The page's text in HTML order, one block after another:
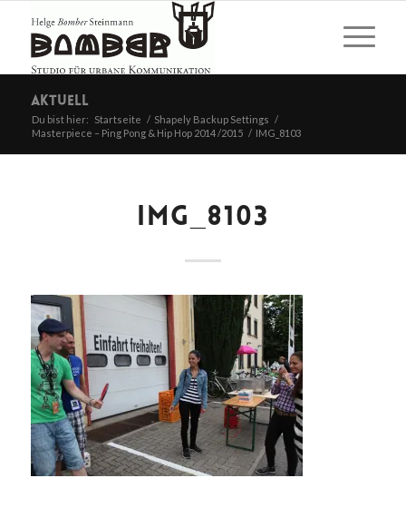
Aktuell
Du bist hier: Startseite / Shapely Backup Settings /
Masterpiece – Ping Pong & Hip Hop 2014 /2015 / IMG_8103
IMG_8103